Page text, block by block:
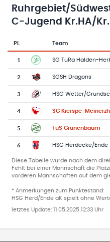
Ruhrgebiet/
C-Jugend Kr.HA/
Tabelle mit Vereinsplatzierungen,
Pl.
Team-Logo
Team
1 SG TuRa Halden-
2 SGSH Dragons
3 HSG Wetter/
4 SG Kierspe-
5 TuS Grünenbaum
6 HSG Herdecke/Ende
Diese Tabelle wurde nach dem
Fehlt bei einer Mannschaft die
vorderen Mannschaften auf dem
* Anmerkungen zum Punktestand:
HSG Herd/Ende aK spielt ohne
letztes Update: 11.05.2025 12:33 Uhr